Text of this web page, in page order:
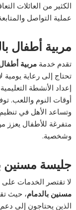
الكثير من العائلات
عملية التواصل
مربية أطفال
تقدم خدمةمربية
تحتاج إلى رعاية يومية
إعداد الأنشطة
أوقات النوم واللعب.
وتساعد الأهل في
متفرغة للأطفال يعزز
وشخصية.
جليسة مسنين
لا تقتصر الخدمات
مسنين بالدمام، حيث
الذين يحتاجون إلى